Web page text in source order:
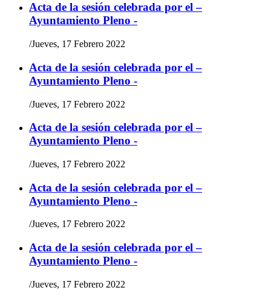
Acta de la sesión celebrada por el –
Ayuntamiento Pleno -
/Jueves, 17 Febrero 2022
Acta de la sesión celebrada por el –
Ayuntamiento Pleno -
/Jueves, 17 Febrero 2022
Acta de la sesión celebrada por el –
Ayuntamiento Pleno -
/Jueves, 17 Febrero 2022
Acta de la sesión celebrada por el –
Ayuntamiento Pleno -
/Jueves, 17 Febrero 2022
Acta de la sesión celebrada por el –
Ayuntamiento Pleno -
/Jueves, 17 Febrero 2022